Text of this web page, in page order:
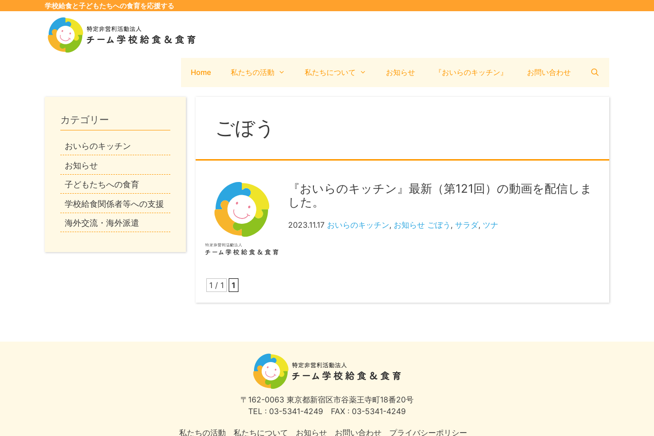
学校給食と子どもたちへの食育を応援する
Home 私たちの活動 私たちについて お知らせ 『おいらのキッチン』 お問い合わせ
ごぼう
『おいらのキッチン』最新（第121回）の動画を配信しま
した。
2023.11.17 おいらのキッチン, お知らせ ごぼう , サラダ, ツナ
1 / 1 1
カテゴリー
おいらのキッチン
お知らせ
子どもたちへの食育
学校給食関係者等への支援
海外交流・海外派遣
〒162-0063 東京都新宿区市谷薬王寺町18番20号
TEL : 03-5341-4249 FAX : 03-5341-4249
私たちの活動 私たちについて お知らせ お問い合わせ プライバシーポリシー